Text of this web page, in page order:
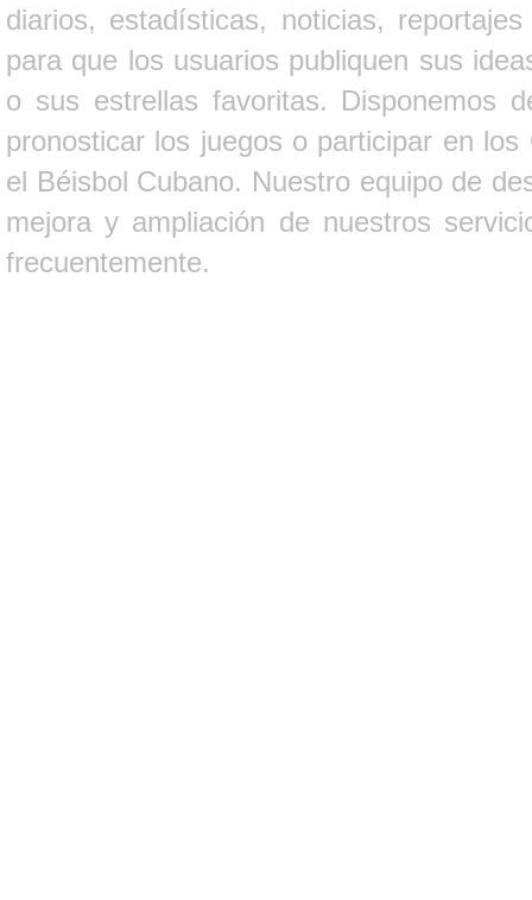
diarios, estadísticas, noticias,
para que los usuarios publiquen sus
o sus estrellas favoritas. Disponemos
pronosticar los juegos o participar en
el Béisbol Cubano. Nuestro equipo de
mejora y ampliación de nuestros
frecuentemente.